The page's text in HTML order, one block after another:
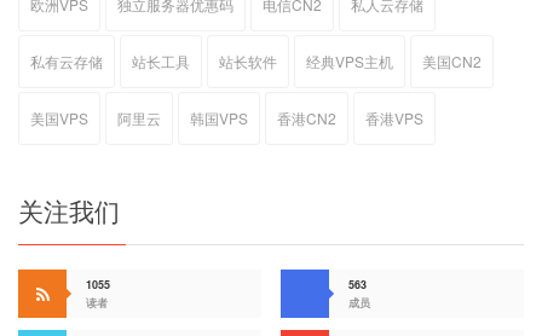
欧洲VPS 独立服务器优惠码 电信CN2 私人云存储
私有云存储 站长工具 站长软件 经典VPS主机 美国CN2
美国VPS 阿里云 韩国VPS 香港CN2 香港VPS
关注我们
1055
读者
563
成员